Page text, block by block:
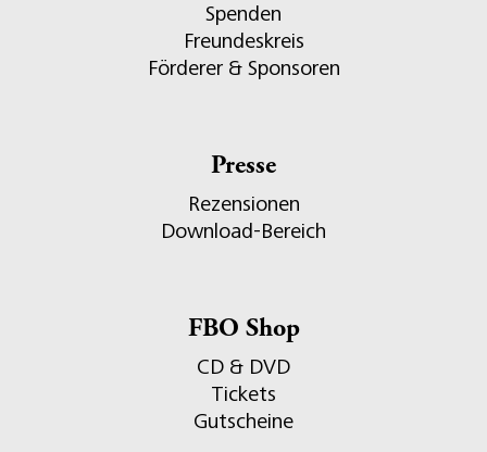
Spenden
Freundeskreis
Förderer & Sponsoren
Presse
Rezensionen
Download-Bereich
FBO Shop
CD & DVD
Tickets
Gutscheine